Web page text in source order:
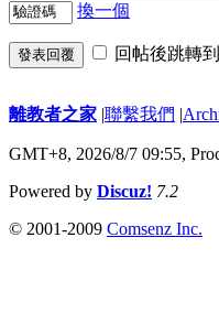
換一個
發表回覆 回帖後跳轉
離教者之家 |聯繫我們 |
GMT+8, 2026/8/7 09:55,
Powered by Discuz! 7.2
© 2001-2009 Comsenz Inc.